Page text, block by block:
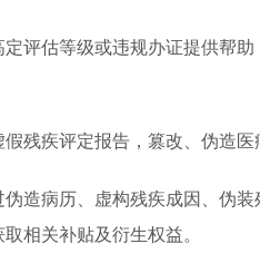
定评估等级或违规办证提供帮
假残疾评定报告，篡改、伪造
伪造病历、虚构残疾成因、伪
相关补贴及衍生权益。